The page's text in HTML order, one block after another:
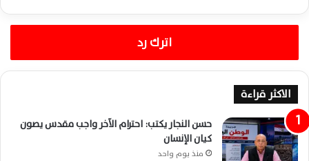
اترك رد
الاكثر قراءة
حسن النجار يكتب: احترام الآخر واجب مقدس يصون
كيان الإنسان
منذ يوم واحد